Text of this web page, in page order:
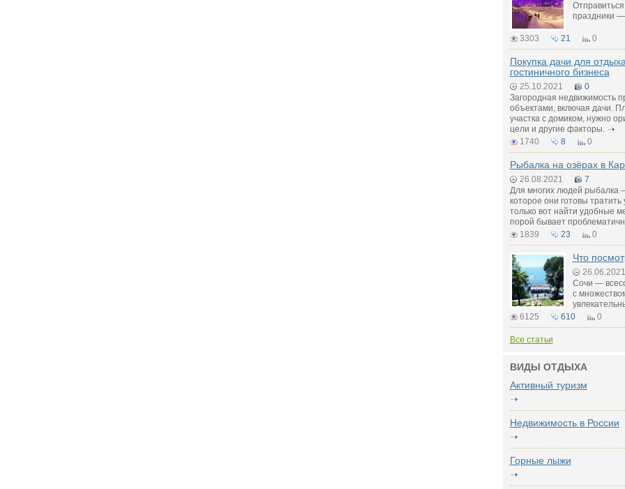
праздники
3303 21 0
Покупка дачи для
гостиничного бизнеса
25.10.2021
0
Загородная недвижимость
объектами, включая дачи.
участка с домиком, нужно
цели и другие факторы.
1740
8 0
Рыбалка на озёрах в
26.08.2021
7
Для многих людей рыбалка
которое они готовы
только вот найти удобные
порой бывает
1839
23 0
Что
26.06.2021
Сочи —
с
6125
610 0
Все статьи
ВИДЫ ОТДЫХА
Активный туризм
Недвижимость в России
Горные лыжи